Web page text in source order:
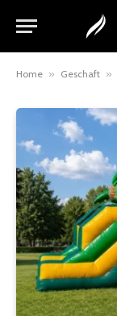
Home » Geschaft »